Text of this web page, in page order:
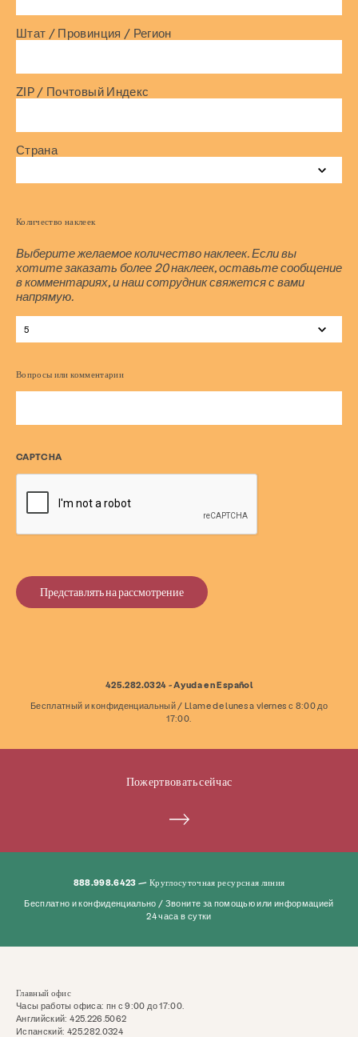
Услуги Профилактика и образование
Подпишитесь на нашу рассылку Давайте обсудим это.
Поддержите выживших
О Новости и блог Контакт Работа
Штат / Провинция / Регион
ZIP / Почтовый Индекс
Страна
Количество наклеек
Выберите желаемое количество наклеек. Если вы
хотите заказать более 20 наклеек, оставьте сообщение
в комментариях, и наш сотрудник свяжется с вами
напрямую.
Вопросы или комментарии
CAPTCHA
425.282.0324 - Ayuda en Español
Бесплатный и конфиденциальный / Llame de lunes a viernes с 8:00 до
17:00.
Пожертвовать сейчас
888.998.6423 — Круглосуточная ресурсная линия
Бесплатно и конфиденциально / Звоните за помощью или информацией
24 часа в сутки
Главный офис
Часы работы офиса: пн с 9:00 до 17:00.
Английский: 425.226.5062
Испанский: 425.282.0324